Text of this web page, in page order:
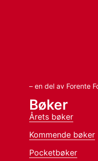
– en del av Forente
Bøker
Årets bøker
Kommende bøker
Pocketbøker